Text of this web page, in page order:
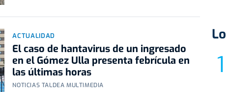
ACTUALIDAD
El caso de hantavirus de un ingresado
en el Gómez Ulla presenta febrícula en
las últimas horas
NOTICIAS TALDEA MULTIMEDIA
Lo